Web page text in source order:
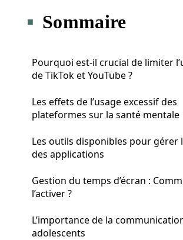
Sommaire
Pourquoi est-il crucial de limiter
de TikTok et YouTube ?
Les effets de l’usage excessif des
plateformes sur la santé mentale
Les outils disponibles pour gérer
des applications
Gestion du temps d’écran :
l’activer ?
L’importance de la
adolescents